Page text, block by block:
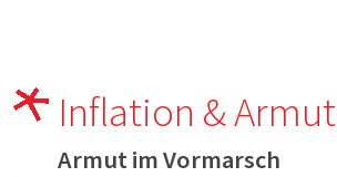
Inflation & Armut
Armut im Vormarsch